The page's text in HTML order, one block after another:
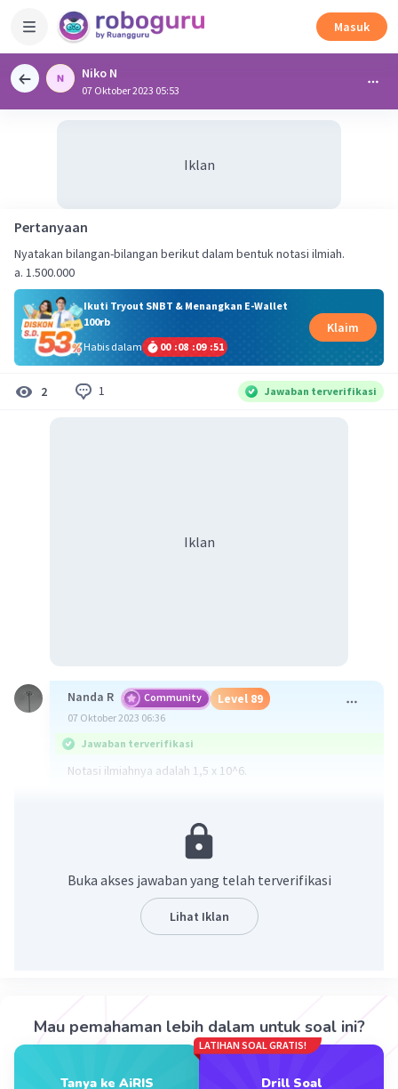
Masuk
Niko N
07 Oktober 2023 05:53
Iklan
Pertanyaan
Nyatakan bilangan-bilangan berikut dalam bentuk notasi ilmiah.
a. 1.500.000
Ikuti Tryout SNBT & Menangkan E-Wallet
100rb
Habis dalam
00 :08 :09 :51
Klaim
2 1 Jawaban terverifikasi
Iklan
Nanda R Community Level 89
07 Oktober 2023 06:36
Jawaban terverifikasi
Notasi ilmiahnya adalah 1,5 x 10^6.
Buka akses jawaban yang telah terverifikasi
Lihat Iklan
Mau pemahaman lebih dalam untuk soal ini?
Tanya ke AiRIS
LATIHAN SOAL GRATIS!
Drill Soal